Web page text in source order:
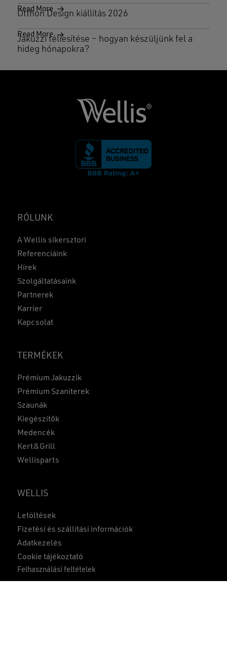
Részösszeg:
Otthon Design kiállítás 2026
Read More
Jakuzzi téliesítése – hogyan készüljünk fel a
hideg hónapokra?
Read More
RÓLUNK
A Wellis sikersztori
Referenciáink
Hírek
Szolgáltatásaink
Partnerek
Karrier
Kapcsolat
TERMÉKEK
Prémium Jakuzzik
Prémium Szaniterek
Szaunák
Kiegészítők
Medencék
Kert&Grill
Wellisparts
WELLIS
Letöltések
Fizetési és szállítási információk
Adatkezelés
Cookie tájékoztató
Felhasználási feltételek